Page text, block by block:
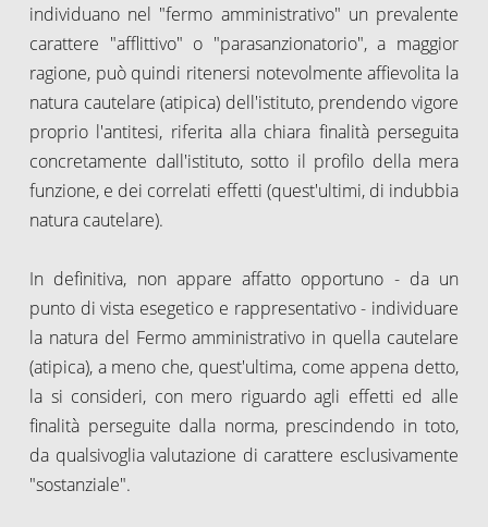
individuano nel "fermo amministrativo" un prevalente
carattere "afflittivo" o "parasanzionatorio", a maggior
ragione, può quindi ritenersi notevolmente affievolita la
natura cautelare (atipica) dell'istituto, prendendo vigore
proprio l'antitesi, riferita alla chiara finalità perseguita
concretamente dall'istituto, sotto il profilo della mera
funzione, e dei correlati effetti (quest'ultimi, di indubbia
natura cautelare).
In definitiva, non appare affatto opportuno - da un
punto di vista esegetico e rappresentativo - individuare
la natura del Fermo amministrativo in quella cautelare
(atipica), a meno che, quest'ultima, come appena detto,
la si consideri, con mero riguardo agli effetti ed alle
finalità perseguite dalla norma, prescindendo in toto,
da qualsivoglia valutazione di carattere esclusivamente
"sostanziale".